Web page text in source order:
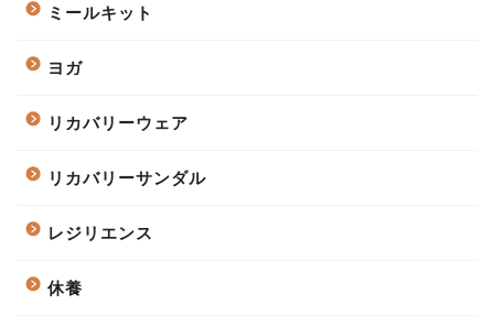
ミールキット
ヨガ
リカバリーウェア
リカバリーサンダル
レジリエンス
休養